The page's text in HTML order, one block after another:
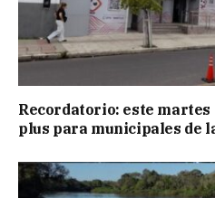
Recordatorio: este
plus para municipales de